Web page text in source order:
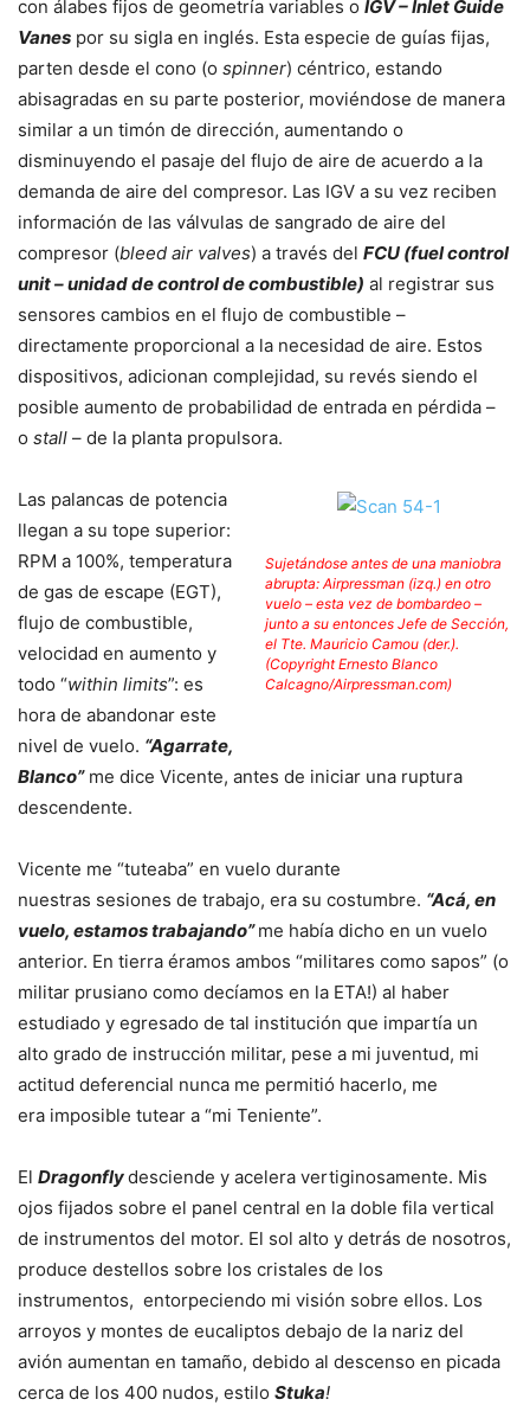
con álabes fijos de geometría variables o IGV – Inlet Guide
Vanes por su sigla en inglés. Esta especie de guías fijas,
parten desde el cono (o spinner) céntrico, estando
abisagradas en su parte posterior, moviéndose de manera
similar a un timón de dirección, aumentando o
disminuyendo el pasaje del flujo de aire de acuerdo a la
demanda de aire del compresor. Las IGV a su vez reciben
información de las válvulas de sangrado de aire del
compresor (bleed air valves) a través del FCU (fuel control
unit – unidad de control de combustible) al registrar sus
sensores cambios en el flujo de combustible –
directamente proporcional a la necesidad de aire. Estos
dispositivos, adicionan complejidad, su revés siendo el
posible aumento de probabilidad de entrada en pérdida –
o stall – de la planta propulsora.
Sujetándose antes de una maniobra
abrupta: Airpressman (izq.) en otro
vuelo – esta vez de bombardeo –
junto a su entonces Jefe de Sección,
el Tte. Mauricio Camou (der.).
(Copyright Ernesto Blanco
Calcagno/Airpressman.com)
Las palancas de potencia
llegan a su tope superior:
RPM a 100%, temperatura
de gas de escape (EGT),
flujo de combustible,
velocidad en aumento y
todo “within limits”: es
hora de abandonar este
nivel de vuelo. “Agarrate,
Blanco” me dice Vicente, antes de iniciar una ruptura
descendente.
Vicente me “tuteaba” en vuelo durante
nuestras sesiones de trabajo, era su costumbre. “Acá, en
vuelo, estamos trabajando” me había dicho en un vuelo
anterior. En tierra éramos ambos “militares como sapos” (o
militar prusiano como decíamos en la ETA!) al haber
estudiado y egresado de tal institución que impartía un
alto grado de instrucción militar, pese a mi juventud, mi
actitud deferencial nunca me permitió hacerlo, me
era imposible tutear a “mi Teniente”.
El Dragonflydesciende y acelera vertiginosamente. Mis
ojos fijados sobre el panel central en la doble fila vertical
de instrumentos del motor. El sol alto y detrás de nosotros,
produce destellos sobre los cristales de los
instrumentos, entorpeciendo mi visión sobre ellos. Los
arroyos y montes de eucaliptos debajo de la nariz del
avión aumentan en tamaño, debido al descenso en picada
cerca de los 400 nudos, estilo Stuka!